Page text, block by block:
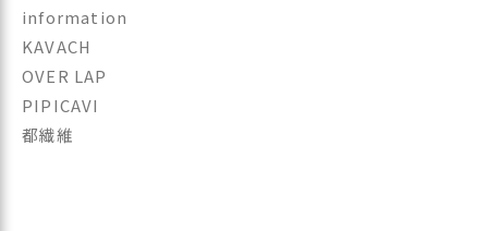
information
KAVACH
OVER LAP
PIPICAVI
都繊維